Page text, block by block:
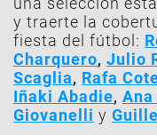
y traerte la
fiesta del fútbol:
Charquero, Julio
Scaglia, Rafa
Iñaki Abadie,
Giovanelli y